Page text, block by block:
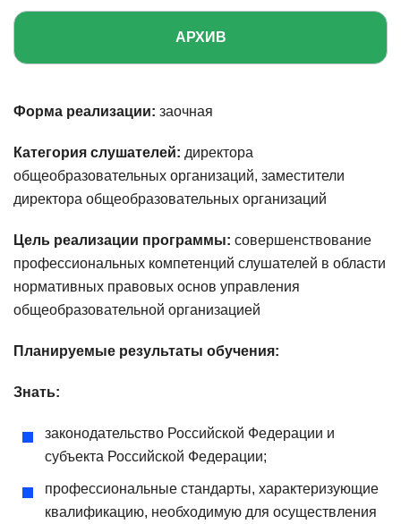
АРХИВ
Форма реализации: заочная
Категория слушателей: директора
общеобразовательных организаций, заместители
директора общеобразовательных организаций
Цель реализации программы: совершенствование
профессиональных компетенций слушателей в области
нормативных правовых основ управления
общеобразовательной организацией
Планируемые результаты обучения:
Знать:
законодательство Российской Федерации и
субъекта Российской Федерации;
профессиональные стандарты, характеризующие
квалификацию, необходимую для осуществления